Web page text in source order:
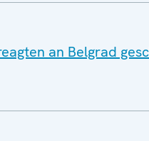
an Belgrad